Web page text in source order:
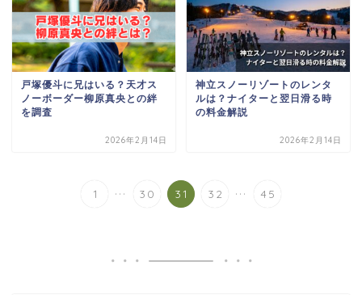
戸塚優斗に兄はいる？天才ス
ノーボーダー柳原真央との絆
を調査
2026年2月14日
神立スノーリゾートのレンタ
ルは？ナイターと翌日滑る時
の料金解説
2026年2月14日
1 ... 30 31 32 ... 45